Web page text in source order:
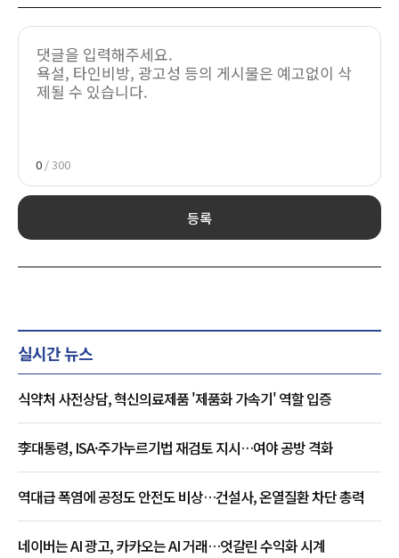
0 / 300
등록
실시간 뉴스
식약처 사전상담, 혁신의료제품 '제품화 가속기' 역할 입증
李대통령, ISA·주가누르기법 재검토 지시…여야 공방 격화
역대급 폭염에 공정도 안전도 비상…건설사, 온열질환 차단 총력
네이버는 AI 광고, 카카오는 AI 거래…엇갈린 수익화 시계